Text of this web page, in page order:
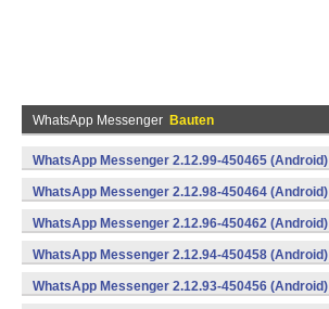
WhatsApp Messenger Bauten
WhatsApp Messenger 2.12.99-450465 (Android)
WhatsApp Messenger 2.12.98-450464 (Android)
WhatsApp Messenger 2.12.96-450462 (Android)
WhatsApp Messenger 2.12.94-450458 (Android)
WhatsApp Messenger 2.12.93-450456 (Android)